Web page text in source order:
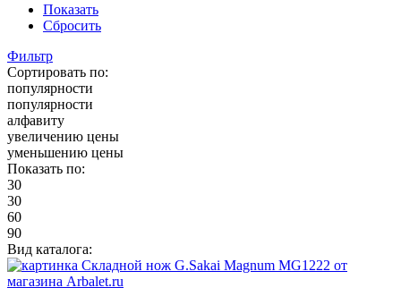
Показать
Сбросить
Фильтр
Сортировать по:
популярности
популярности
алфавиту
увеличению цены
уменьшению цены
Показать по:
30
30
60
90
Вид каталога: